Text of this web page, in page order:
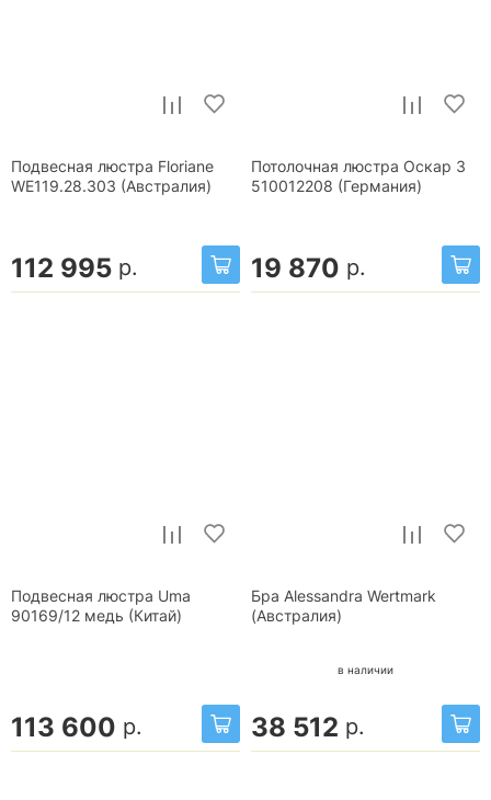
Подвесная люстра Floriane
WE119.28.303 (Австралия)
112 995 р.
Потолочная люстра Оскар 3
510012208 (Германия)
19 870 р.
Подвесная люстра Uma
90169/12 медь (Китай)
113 600 р.
Бра Alessandra Wertmark
(Австралия)
в наличии
38 512 р.